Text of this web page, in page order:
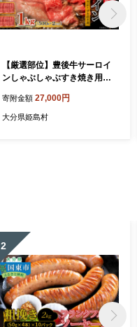
【厳選部位】豊後牛サーロイ
ンしゃぶしゃぶすき焼き用 1
寄附金額 27,000円
大分県姫島村
2